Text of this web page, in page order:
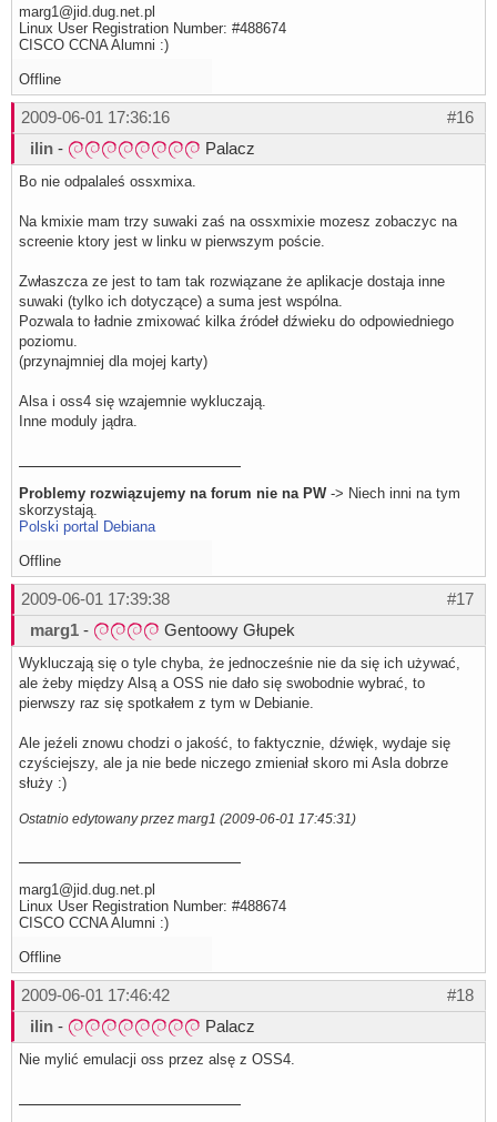
marg1@jid.dug.net.pl
Linux User Registration Number: #488674
CISCO CCNA Alumni :)
Offline
#16
2009-06-01 17:36:16
ilin - Palacz
Bo nie odpalaleś ossxmixa.
Na kmixie mam trzy suwaki zaś na ossxmixie mozesz zobaczyc na
screenie ktory jest w linku w pierwszym poście.
Zwłaszcza ze jest to tam tak rozwiązane że aplikacje dostaja inne
suwaki (tylko ich dotyczące) a suma jest wspólna.
Pozwala to ładnie zmixować kilka źródeł dźwieku do odpowiedniego
poziomu.
(przynajmniej dla mojej karty)
Alsa i oss4 się wzajemnie wykluczają.
Inne moduly jądra.
Problemy rozwiązujemy na forum nie na PW-> Niech inni na tym
skorzystają.
Polski portal Debiana
Offline
#17
2009-06-01 17:39:38
marg1 - Gentoowy Głupek
Wykluczają się o tyle chyba, że jednocześnie nie da się ich używać,
ale żeby między Alsą a OSS nie dało się swobodnie wybrać, to
pierwszy raz się spotkałem z tym w Debianie.
Ale jeźeli znowu chodzi o jakość, to faktycznie, dźwięk, wydaje się
czyściejszy, ale ja nie bede niczego zmieniał skoro mi Asla dobrze
służy :)
Ostatnio edytowany przez marg1 (2009-06-01 17:45:31)
marg1@jid.dug.net.pl
Linux User Registration Number: #488674
CISCO CCNA Alumni :)
Offline
#18
2009-06-01 17:46:42
ilin - Palacz
Nie mylić emulacji oss przez alsę z OSS4.